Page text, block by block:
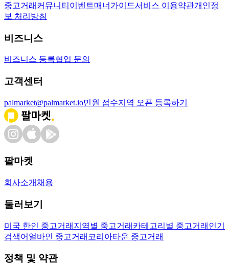
중고거래 커뮤니티 이벤트매너가이드서비스 이용약관개인정
보 처리방침
비즈니스
비즈니스 등록협업 문의
고객센터
palmarket@palmarket.io민원 접수지역 오픈 등록하기
팔마켓
회사소개 채용
둘러보기
미국 한인 중고거래 지역별 중고거래 카테고리별 중고거래 인기
검색어 얼바인 중고거래 코리아타운 중고거래
정책 및 약관